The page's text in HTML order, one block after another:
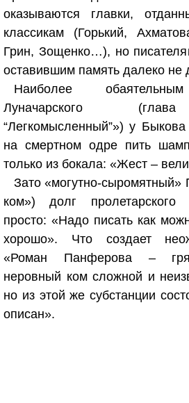
оказываются главки,
классикам (Горький,
Грин, Зощенко…), но
оставившим память далеко не
Наиболее
Луначарского
“Легкомысленный”») у
на смертном одре пить
только из бокала: «Жест –
Зато «могутно-сыромятный»
ком») долг пролетарского
просто: «Надо писать как
хорошо». Что создает
«Роман Панферова –
неровный ком сложной и
но из этой же субстанции
описан».